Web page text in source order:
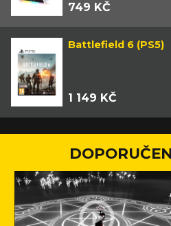
749 KČ
Battlefield 6 (PS5)
1 149 KČ